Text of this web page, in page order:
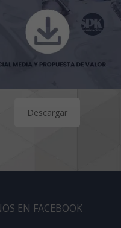
Descargar
EN FACEBOOK